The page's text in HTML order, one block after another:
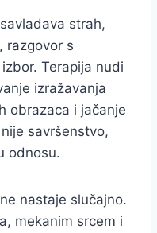
strah,
razgovor s
Terapija nudi
izražavanja
obrazaca i jačanje
savršenstvo,
odnosu.
nastaje slučajno.
mekanim srcem i